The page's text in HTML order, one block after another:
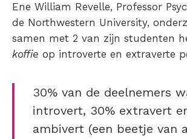
Ene William Revelle, Professor
de Northwestern University,
samen met 2 van zijn studenten
koffie op introverte en extraverte
30% van de deelnemers
introvert, 30% extravert
ambivert (een beetje van